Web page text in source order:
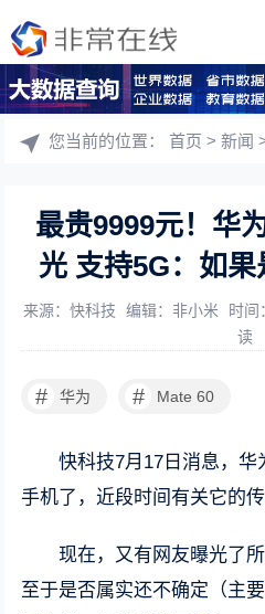
您当前的位置：首页 >新闻
最贵9999元！华
光 支持5G：如果
来源：快科技 编辑：非小米 时间
读
# 华为 # Mate 60
快科技7月17日消息，
手机了，近段时间有关它的
现在，又有网友曝光了
至于是否属实还不确定（主